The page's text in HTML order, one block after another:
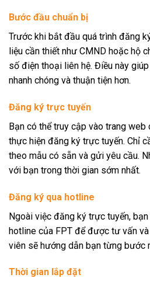
Bước đầu chuẩn bị
Trước khi bắt đầu quá trình đăng
liệu cần thiết như CMND hoặc hộ
số điện thoại liên hệ. Điều này
nhanh chóng và thuận tiện hơn.
Đăng ký trực tuyến
Bạn có thể truy cập vào trang
thực hiện đăng ký trực tuyến. Chỉ
theo mẫu có sẵn và gửi yêu cầu.
với bạn trong thời gian sớm nhất.
Đăng ký qua hotline
Ngoài việc đăng ký trực tuyến,
hotline của FPT để được tư vấn
viên sẽ hướng dẫn bạn từng bước
Thời gian lắp đặt